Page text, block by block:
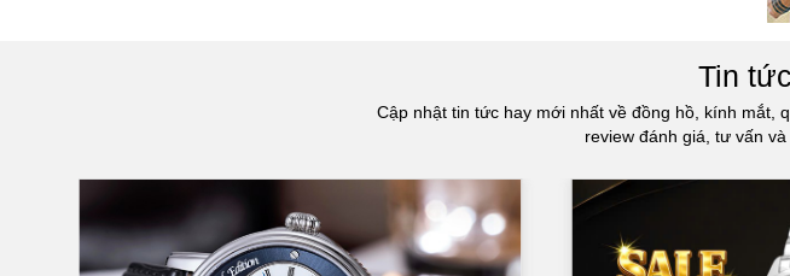
Tin
Cập nhật tin tức hay mới nhất về đồng hồ, kính mắt,
review đánh giá, tư vấn